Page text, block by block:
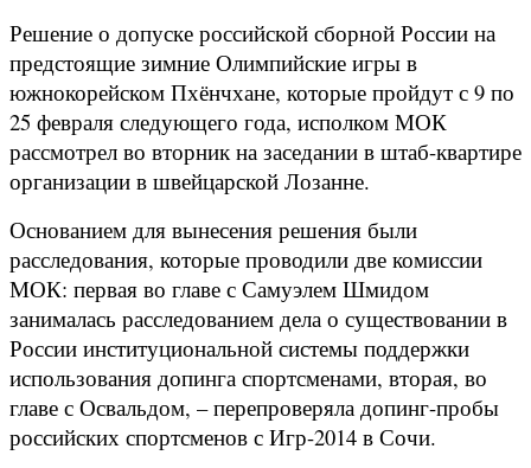
Решение о допуске российской сборной России на
предстоящие зимние Олимпийские игры в
южнокорейском Пхёнчхане, которые пройдут с 9 по
25 февраля следующего года, исполком МОК
рассмотрел во вторник на заседании в штаб-квартире
организации в швейцарской Лозанне.
Основанием для вынесения решения были
расследования, которые проводили две комиссии
МОК: первая во главе с Самуэлем Шмидом
занималась расследованием дела о существовании в
России институциональной системы поддержки
использования допинга спортсменами, вторая, во
главе с Освальдом, – перепроверяла допинг-пробы
российских спортсменов с Игр-2014 в Сочи.